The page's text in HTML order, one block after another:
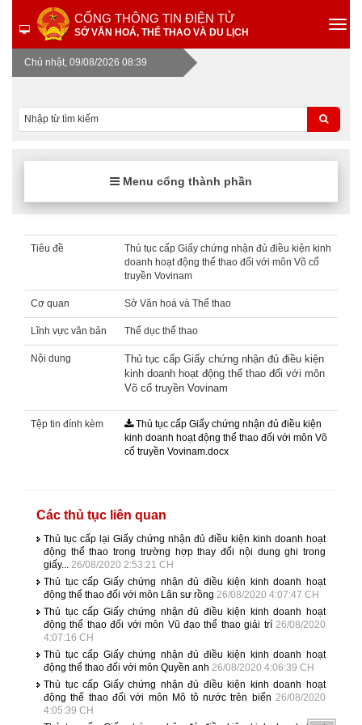
CỔNG THÔNG TIN ĐIỆN TỬ
SỞ VĂN HOÁ, THỂ THAO VÀ DU LỊCH
Chủ nhật, 09/08/2026 08:39
Menu cổng thành phần
Tiêu đề
Thủ tục cấp Giấy chứng nhận đủ điều kiện kinh
doanh hoạt động thể thao đối với môn Võ cổ
truyền Vovinam
Cơ quan Sở Văn hoá và Thể thao
Lĩnh vực văn bản Thể dục thể thao
Nội dung
Thủ tục cấp Giấy chứng nhận đủ điều kiện
kinh doanh hoạt động thể thao đối với môn
Võ cổ truyền Vovinam
Tệp tin đính kèm
Thủ tục cấp Giấy chứng nhận đủ điều kiện
kinh doanh hoạt động thể thao đối với môn Võ
cổ truyền Vovinam.docx
Các thủ tục liên quan
Thủ tục cấp lại Giấy chứng nhận đủ điều kiện kinh doanh hoạt
động thể thao trong trường hợp thay đổi nội dung ghi trong
giấy... 26/08/2020 2:53:21 CH
Thủ tục cấp Giấy chứng nhận đủ điều kiện kinh doanh hoạt
động thể thao đối với môn Lân sư rồng 26/08/2020 4:07:47 CH
Thủ tục cấp Giấy chứng nhận đủ điều kiện kinh doanh hoạt
động thể thao đối với môn Vũ đạo thể thao giải trí 26/08/2020
4:07:16 CH
Thủ tục cấp Giấy chứng nhận đủ điều kiện kinh doanh hoạt
động thể thao đối với môn Quyền anh 26/08/2020 4:06:39 CH
Thủ tục cấp Giấy chứng nhận đủ điều kiện kinh doanh hoạt
động thể thao đối với môn Mô tô nước trên biển 26/08/2020
4:05:39 CH